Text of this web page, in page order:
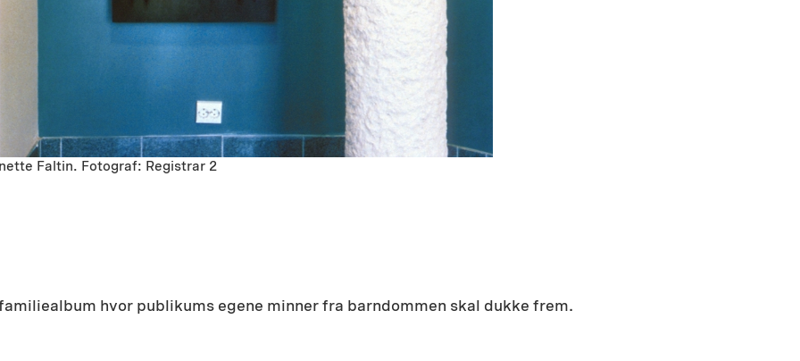
Faltin. Fotograf: Registrar 2
hvor publikums egene minner fra barndommen skal dukke frem.